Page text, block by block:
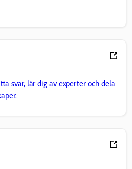
svar, lär dig av experter och dela